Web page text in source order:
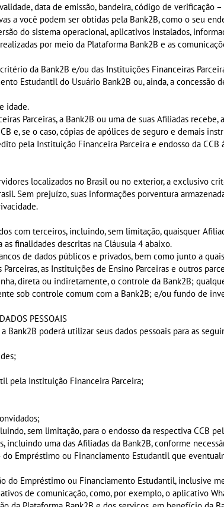
data de emissão, bandeira, código de verificação –
a você podem ser obtidas pela Bank2B, como o seu
do sistema operacional, aplicativos instalados,
por meio da Plataforma Bank2B e as
da Bank2B e/ou das Instituições Financeiras
Estudantil do Usuário Bank2B ou, ainda, a
idade.
Parceiras, a Bank2B ou uma de suas Afiliadas
e, se o caso, cópias de apólices de seguro e demais
pela Instituição Financeira Parceira e endosso da CCB
localizados no Brasil ou no exterior, a exclusivo
Sem prejuízo, suas informações porventura
com terceiros, incluindo, sem limitação, quaisquer
finalidades descritas na Cláusula 4 abaixo.
de dados públicos e privados, bem como junto a
as Instituições de Ensino Parceiras e outros
direta ou indiretamente, o controle da Bank2B;
sob controle comum com a Bank2B; e/ou fundo de
PESSOAIS
poderá utilizar seus dados pessoais para as
pela Instituição Financeira Parceira;
sem limitação, para o endosso da respectiva CCB
uma das Afiliadas da Bank2B, conforme
Empréstimo ou Financiamento Estudantil que
do Empréstimo ou Financiamento Estudantil, inclusive
de comunicação, como, por exemplo, o aplicativo